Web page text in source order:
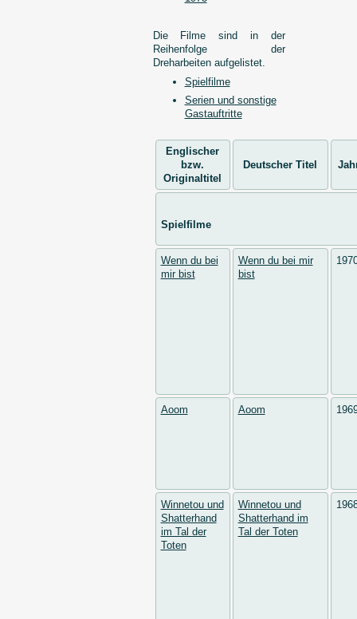
Die Filme sind in der
Reihenfolge der
Dreharbeiten aufgelistet.
Spielfilme
Serien und sonstige
Gastauftritte
Englischer
bzw.
Originaltitel
Deutscher Titel
Spielfilme
Wenn du bei
mir bist
Wenn du bei mir
bist
Aoom Aoom
Winnetou und
Shatterhand
im Tal der
Toten
Winnetou und
Shatterhand im
Tal der Toten